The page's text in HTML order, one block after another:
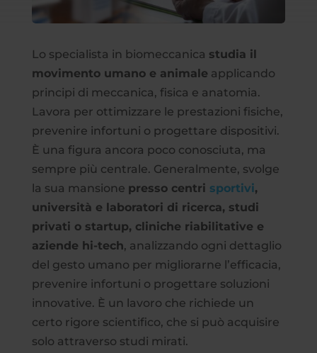
Lo specialista in biomeccanica studia il
movimento umano e animale applicando
principi di meccanica, fisica e anatomia.
Lavora per ottimizzare le prestazioni fisiche,
prevenire infortuni o progettare dispositivi.
È una figura ancora poco conosciuta, ma
sempre più centrale. Generalmente, svolge
la sua mansione presso centri sportivi,
università e laboratori di ricerca, studi
privati o startup, cliniche riabilitative e
aziende hi-tech, analizzando ogni dettaglio
del gesto umano per migliorarne l’efficacia,
prevenire infortuni o progettare soluzioni
innovative. È un lavoro che richiede un
certo rigore scientifico, che si può acquisire
solo attraverso studi mirati.